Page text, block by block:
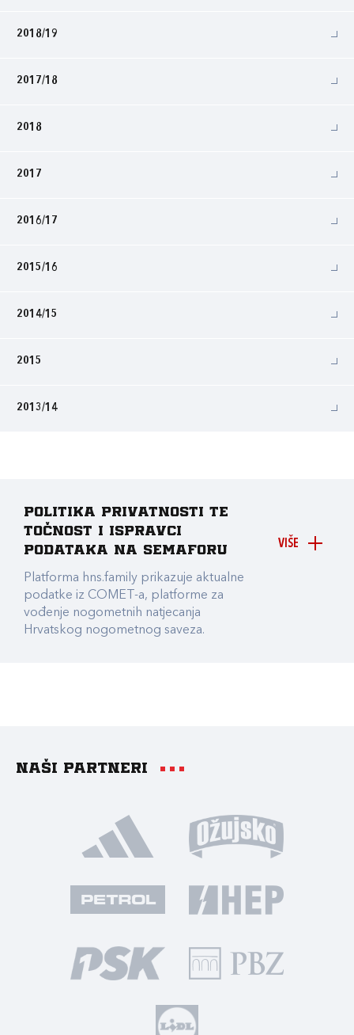
2018/19
2017/18
2018
2017
2016/17
2015/16
2014/15
2015
2013/14
VIŠE
Politika privatnosti te
točnost i ispravci
podataka na Semaforu
Platforma hns.family prikazuje aktualne
podatke iz COMET-a, platforme za
vođenje nogometnih natjecanja
Hrvatskog nogometnog saveza.
Naši partneri